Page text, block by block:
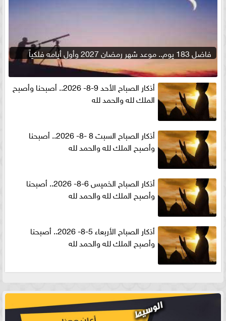
فاضل 183 يوم.. موعد شهر رمضان 2027 وأول أيامه فلكياً
أذكار الصباح الأحد 9-8- 2026.. أصبحنا وأصبح
الملك لله والحمد لله
أذكار الصباح السبت 8 -8- 2026.. أصبحنا
وأصبح الملك لله والحمد لله
أذكار الصباح الخميس 6-8- 2026.. أصبحنا
وأصبح الملك لله والحمد لله
أذكار الصباح الأربعاء 5-8- 2026.. أصبحنا
وأصبح الملك لله والحمد لله